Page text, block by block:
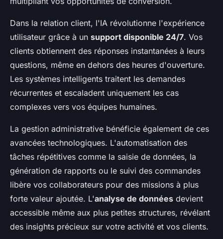
Dans la relation client, l'IA révolutionne l'expérience
utilisateur grâce à un support disponible 24/7. Vos
clients obtiennent des réponses instantanées à leurs
questions, même en dehors des heures d'ouverture.
Les systèmes intelligents traitent les demandes
récurrentes et escaladent uniquement les cas
complexes vers vos équipes humaines.
La gestion administrative bénéficie également de ces
avancées technologiques. L'automatisation des
tâches répétitives comme la saisie de données, la
génération de rapports ou le suivi des commandes
libère vos collaborateurs pour des missions à plus
forte valeur ajoutée. L'analyse de données devient
accessible même aux plus petites structures, révélant
des insights précieux sur votre activité et vos clients.